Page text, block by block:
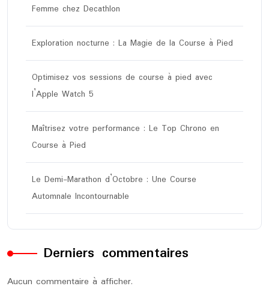
Femme chez Decathlon
Exploration nocturne : La Magie de la Course à Pied
Optimisez vos sessions de course à pied avec
l’Apple Watch 5
Maîtrisez votre performance : Le Top Chrono en
Course à Pied
Le Demi-Marathon d’Octobre : Une Course
Automnale Incontournable
Derniers commentaires
Aucun commentaire à afficher.